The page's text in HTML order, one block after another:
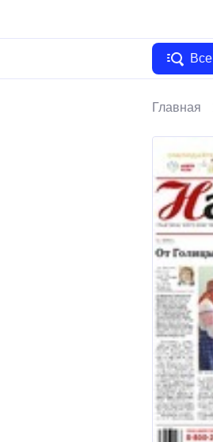
Главная